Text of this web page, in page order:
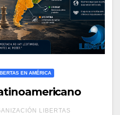
EN AMÉRICA
LIBERTAS